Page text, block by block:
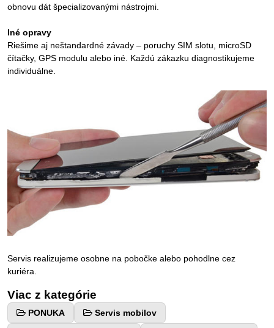
obnovu dát špecializovanými nástrojmi.
Iné opravy
Riešime aj neštandardné závady – poruchy SIM slotu, microSD
čítačky, GPS modulu alebo iné. Každú zákazku diagnostikujeme
individuálne.
Servis realizujeme osobne na pobočke alebo pohodlne cez
kuriéra.
Viac z kategórie
PONUKA Servis mobilov